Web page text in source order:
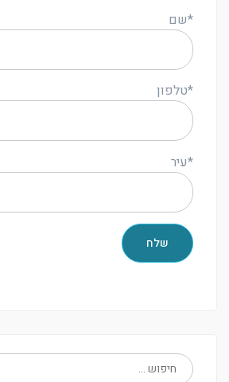
*שם
*טלפון
*עיר